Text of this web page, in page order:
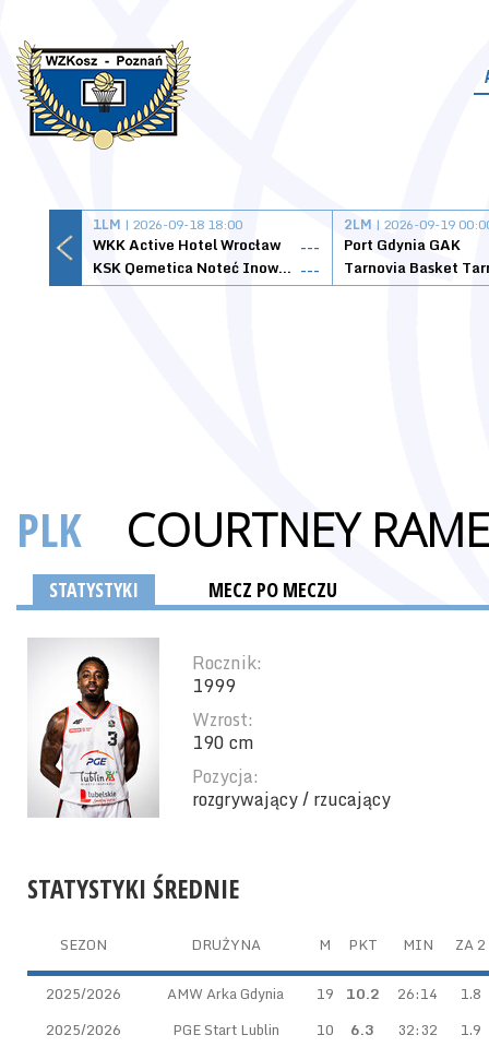
1LM | 2026-09-18 18:00
WKK Active Hotel Wrocław
---
KSK Qemetica Noteć Inowrocław ---
2LM | 2026-09-19
Port Gdynia GAK
PLK COURTNEY
STATYSTYKI MECZ PO MECZU
Rocznik:
1999
Wzrost:
190 cm
Pozycja:
rozgrywający / rzucający
STATYSTYKI ŚREDNIE
SEZON DRUŻYNA M PKT MIN ZA 2
2025/2026 AMW Arka Gdynia 19 10.2 26:14
1.8
2025/2026
PGE Start Lublin 10 6.3 32:32
1.9